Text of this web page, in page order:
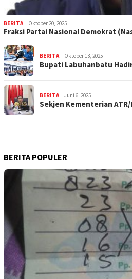
BERITA Oktober 20, 2025
Fraksi Partai Nasional Demokrat
BERITA Oktober 13, 2025
Bupati Labuhanbatu
BERITA Juni 6, 2025
Sekjen Kementerian
BERITA POPULER